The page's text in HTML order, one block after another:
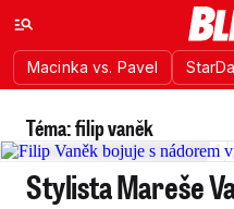
Macinka vs. Pavel
Téma: filip vaněk
Stylista Mareše